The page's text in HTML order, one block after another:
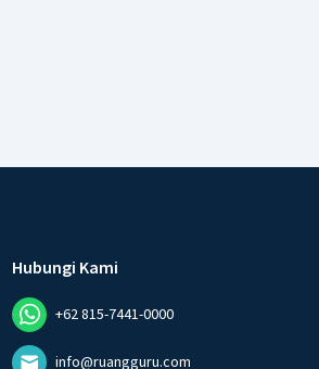
Hubungi Kami
+62 815-7441-0000
info@ruangguru.com